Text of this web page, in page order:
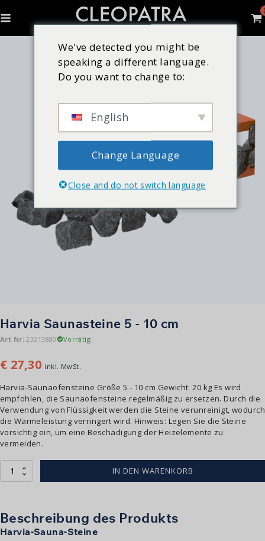
Harvia Saunasteine 5 - 10 cm
Art Nr: 23213880 Vorrätig
€ 27,30 inkl. MwSt.
Harvia-Saunaofensteine Größe 5 - 10 cm Gewicht: 20 kg Es wird
empfohlen, die Saunaofensteine regelmäßig zu ersetzen. Durch die
Verwendung von Flüssigkeit werden die Steine verunreinigt, wodurch
die Wärmeleistung verringert wird. Hinweis: Legen Sie die Steine
vorsichtig ein, um eine Beschädigung der Heizelemente zu
vermeiden.
Harvia
Sauna
-
10
cm
IN DEN WARENKORB
Beschreibung des Produkts
Harvia-Sauna-Steine
We've detected you might be
speaking a different language.
Do you want to change to:
English
Change Language
Close and do not switch language